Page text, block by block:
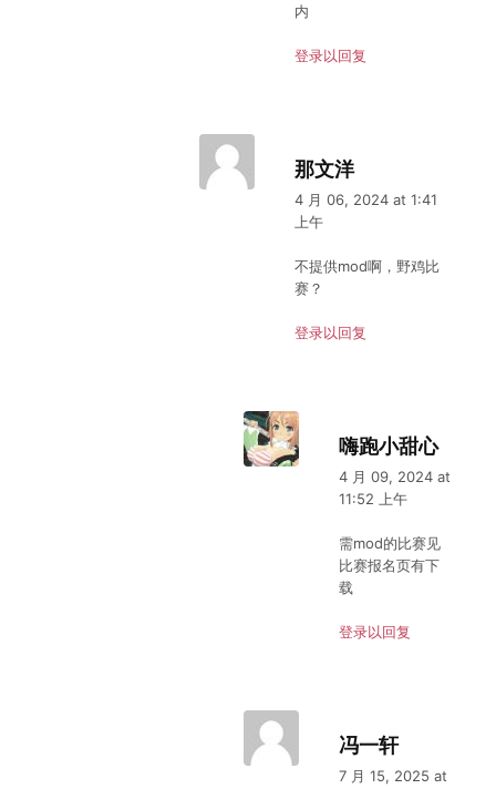
内
登录以回复
那文洋
4 月 06, 2024 at 1:41
上午
不提供mod啊，野鸡比
赛？
登录以回复
嗨跑小甜心
4 月 09, 2024 at
11:52 上午
需mod的比赛见
比赛报名页有下
载
登录以回复
冯一轩
7 月 15, 2025 at